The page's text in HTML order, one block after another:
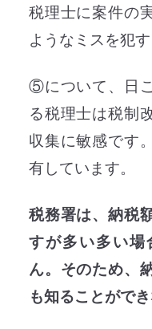
税理士に案件の
ようなミスを犯
⑤について、日
る税理士は税制
収集に敏感です
有しています。
税務署は、納税
すが多い多い場
ん。そのため、
も知ることができ